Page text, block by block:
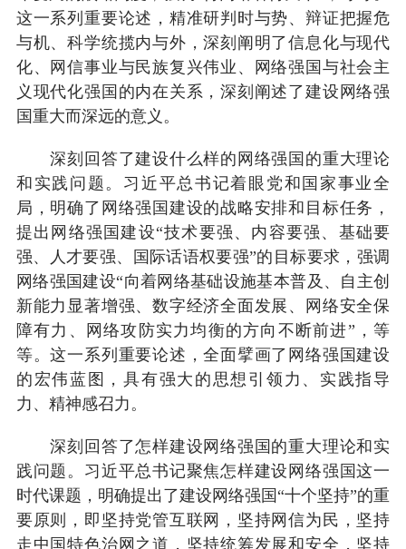
这一系列重要论述，精准研判时与势、辩证把握危
与机、科学统揽内与外，深刻阐明了信息化与现代
化、网信事业与民族复兴伟业、网络强国与社会主
义现代化强国的内在关系，深刻阐述了建设网络强
国重大而深远的意义。
深刻回答了建设什么样的网络强国的重大理论
和实践问题。习近平总书记着眼党和国家事业全
局，明确了网络强国建设的战略安排和目标任务，
提出网络强国建设“技术要强、内容要强、基础要
强、人才要强、国际话语权要强”的目标要求，强调
网络强国建设“向着网络基础设施基本普及、自主创
新能力显著增强、数字经济全面发展、网络安全保
障有力、网络攻防实力均衡的方向不断前进”，等
等。这一系列重要论述，全面擘画了网络强国建设
的宏伟蓝图，具有强大的思想引领力、实践指导
力、精神感召力。
深刻回答了怎样建设网络强国的重大理论和实
践问题。习近平总书记聚焦怎样建设网络强国这一
时代课题，明确提出了建设网络强国“十个坚持”的重
要原则，即坚持党管互联网，坚持网信为民，坚持
走中国特色治网之道，坚持统筹发展和安全，坚持